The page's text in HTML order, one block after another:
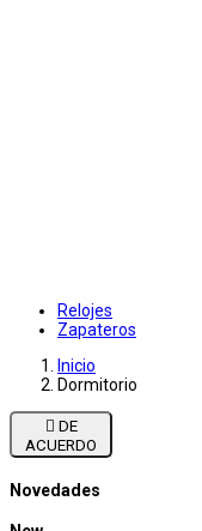
Relojes
Zapateros
Inicio
Dormitorio

ACUERDO
Novedades